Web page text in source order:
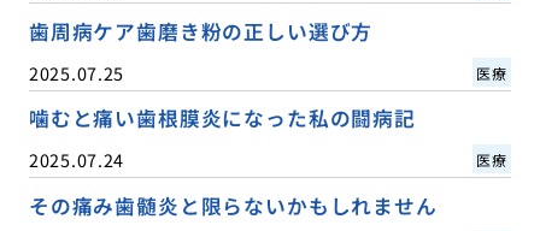
歯周病ケア歯磨き粉の正しい選び方
2025.07.25 医療
噛むと痛い歯根膜炎になった私の闘病記
2025.07.24 医療
その痛み歯髄炎と限らないかもしれません